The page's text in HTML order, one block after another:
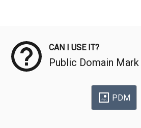
CAN I USE IT?
Public Domain Mark
PDM